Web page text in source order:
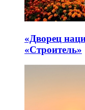
«Дворец
«Строитель»